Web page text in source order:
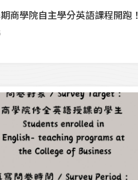
商學院自主學分英語課程開跑！